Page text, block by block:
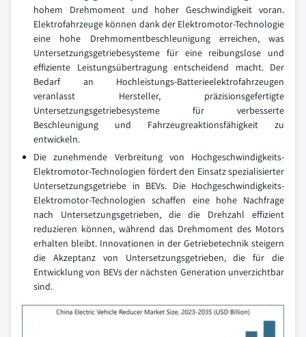
hohem Drehmoment und hoher Geschwindigkeit voran.
Elektrofahrzeuge können dank der Elektromotor-Technologie
eine hohe Drehmomentbeschleunigung erreichen, was
Untersetzungsgetriebesysteme für eine reibungslose und
effiziente Leistungsübertragung entscheidend macht. Der
Bedarf an Hochleistungs-Batterieelektrofahrzeugen
veranlasst Hersteller, präzisionsgefertigte
Untersetzungsgetriebesysteme für verbesserte
Beschleunigung und Fahrzeugreaktionsfähigkeit zu
entwickeln.
Die zunehmende Verbreitung von Hochgeschwindigkeits-
Elektromotor-Technologien fördert den Einsatz spezialisierter
Untersetzungsgetriebe in BEVs. Die Hochgeschwindigkeits-
Elektromotor-Technologien schaffen eine hohe Nachfrage
nach Untersetzungsgetrieben, die die Drehzahl effizient
reduzieren können, während das Drehmoment des Motors
erhalten bleibt. Innovationen in der Getriebetechnik steigern
die Akzeptanz von Untersetzungsgetrieben, die für die
Entwicklung von BEVs der nächsten Generation unverzichtbar
sind.